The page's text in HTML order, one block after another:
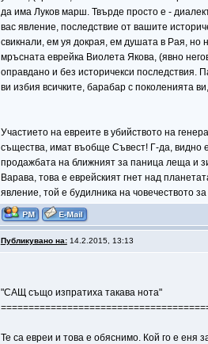
да има Луков марш. Твърде просто е -
вас явление, последствие от вашите
свикнали, ем уя докрая, ем душата в Рая,
мръсната еврейка Виолета Якова, (явно
оправдано и без историчекси последствия.
ви избия всичките, барабар с поколенията
Участието на евреите в убийството на
същества, имат въобще Съвест! Г-да, видно
продажбата на ближният за паница леща и
Варава, това е еврейският гнет над
явление, той е будилника на човечеството
Публикувано на:14.2.2015, 13:13
"САЩ също изпратиха такава нота"
Те са евреи и това е обяснимо. Кой го е еня